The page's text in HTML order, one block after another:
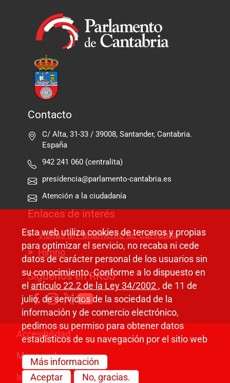
Contacto
C/ Alta, 31-33 / 39008, Santander, Cantabria.
España
942 241 060 (centralita)
presidencia@parlamento-cantabria.es
Atención a la ciudadanía
Enlaces de interés
Visitas al Parlamento de Cantabria
Himno
Síguenos en RRSS
Pie de página
Accesibilidad
Mapa web
Información legal
Esta web utiliza cookies de terceros y propias
para optimizar el servicio, no recaba ni cede
datos de carácter personal de los usuarios sin
su conocimiento. Conforme a lo dispuesto en
el artículo 22.2 de la Ley 34/2002 , de 11 de
julio, de servicios de la sociedad de la
información y de comercio electrónico,
pedimos su permiso para obtener datos
estadísticos de su navegación por el sitio web
Más información
Aceptar
No, gracias.